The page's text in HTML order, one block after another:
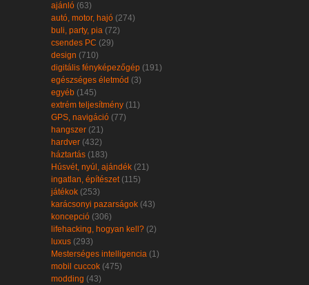
ajánló (63)
autó, motor, hajó (274)
buli, party, pia (72)
csendes PC (29)
design (710)
digitális fényképezőgép (191)
egészséges életmód (3)
egyéb (145)
extrém teljesítmény (11)
GPS, navigáció (77)
hangszer (21)
hardver (432)
háztartás (183)
Húsvét, nyúl, ajándék (21)
ingatlan, építészet(115)
játékok (253)
karácsonyi pazarságok (43)
koncepció (306)
lifehacking, hogyan kell? (2)
luxus (293)
Mesterséges intelligencia (1)
mobil cuccok (475)
modding (43)